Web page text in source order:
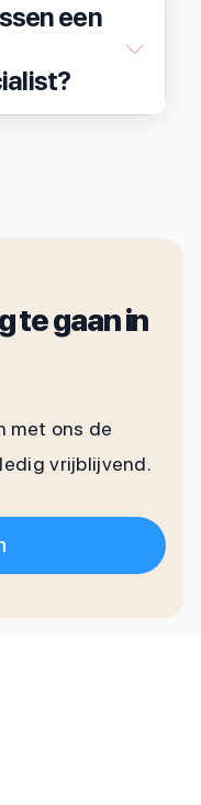
een
te gaan in
met ons de
vrijblijvend.